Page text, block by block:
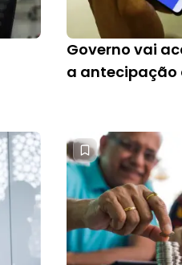
Governo vai
a antecipação